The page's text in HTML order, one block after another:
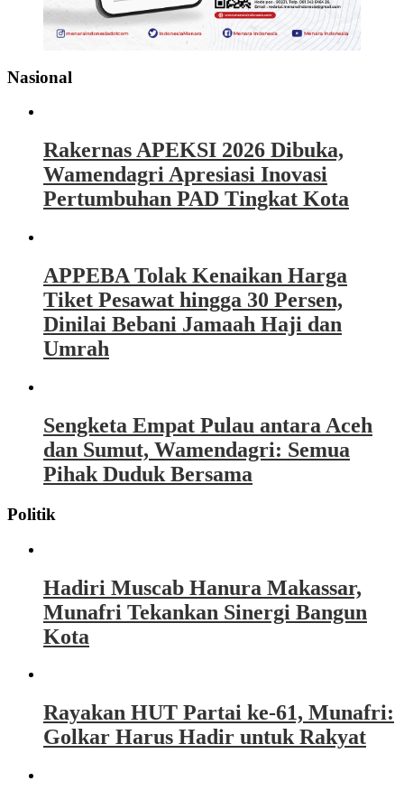
Nasional
Rakernas APEKSI 2026 Dibuka,
Wamendagri Apresiasi Inovasi
Pertumbuhan PAD Tingkat Kota
APPEBA Tolak Kenaikan Harga
Tiket Pesawat hingga 30 Persen,
Dinilai Bebani Jamaah Haji dan
Umrah
Sengketa Empat Pulau antara Aceh
dan Sumut, Wamendagri: Semua
Pihak Duduk Bersama
Politik
Hadiri Muscab Hanura Makassar,
Munafri Tekankan Sinergi Bangun
Kota
Rayakan HUT Partai ke-61, Munafri:
Golkar Harus Hadir untuk Rakyat